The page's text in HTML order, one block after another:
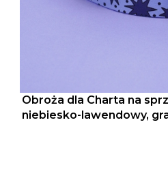
Obroża dla Charta na
niebiesko-lawendowy,